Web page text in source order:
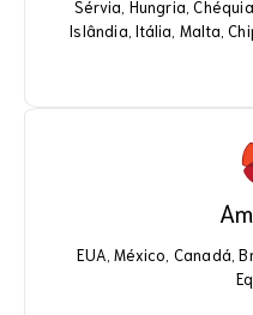
Sérvia, Hungria,
Islândia, Itália, Malta,
Islândia, Itália, Malta,
EUA, México, Canadá,
EUA, México, Canadá,